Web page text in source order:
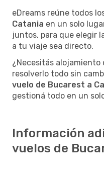
eDreams reúne todos
Catania en un solo
juntos, para que elegir
a tu viaje sea directo.
¿Necesitás alojamiento
resolverlo todo sin
vuelo de Bucarest a
gestioná todo en un
Información
vuelos de